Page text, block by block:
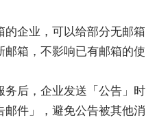
企业，可以给部分无邮箱
邮箱，不影响已有邮箱的使
后，企业发送「公告」时
件」，避免公告被其他消